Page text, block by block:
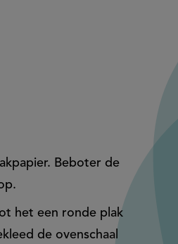
Beboter de
het een ronde plak
de ovenschaal